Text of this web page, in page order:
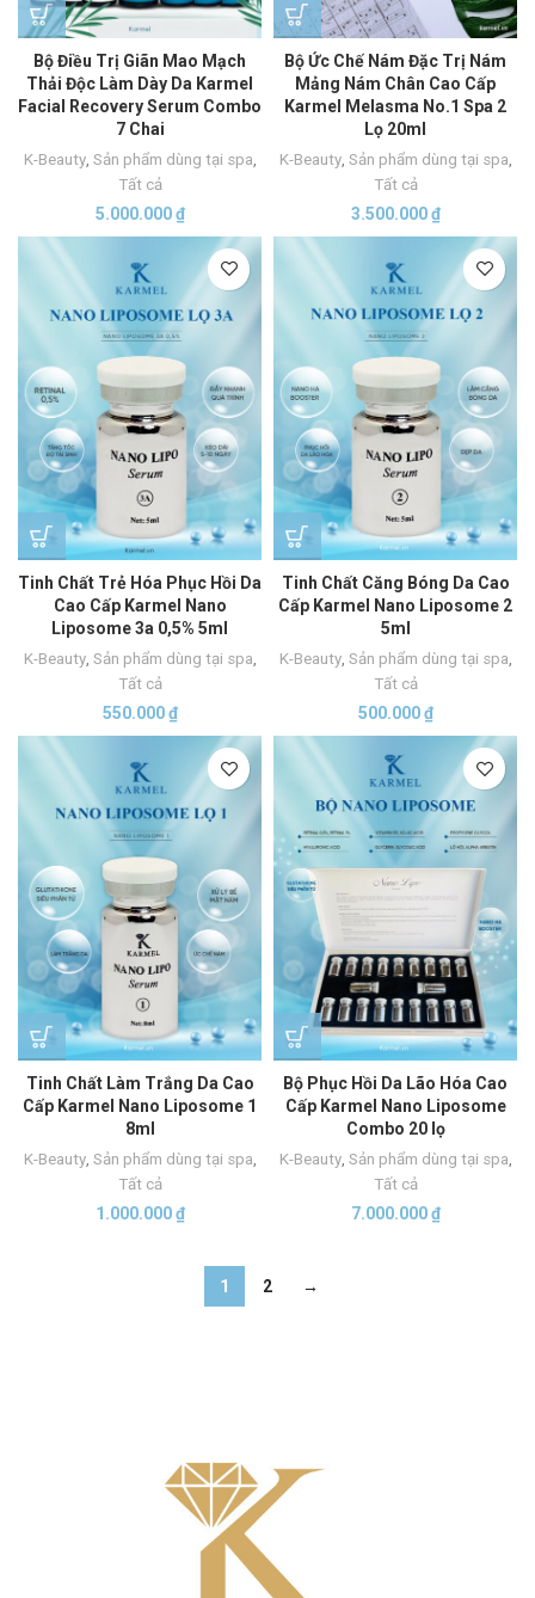
Bộ Điều Trị Giãn Mao Mạch
Thải Độc Làm Dày Da Karmel
Facial Recovery Serum Combo
7 Chai
K-Beauty, Sản phẩm dùng tại spa
Tất cả
5.000.000₫
Bộ Ức Chế Nám Đặc Trị Nám
Mảng Nám Chân Cao Cấp
Karmel Melasma No.1 Spa 2
Lọ 20ml
K-Beauty, Sản phẩm dùng tại spa
Tất cả
3.500.000₫
Tinh Chất Trẻ Hóa Phục Hồi Da
Cao Cấp Karmel Nano
Liposome 3a 0,5% 5ml
K-Beauty, Sản phẩm dùng tại spa,
Tất cả
550.000₫
Tinh Chất Căng Bóng Da Cao
Cấp Karmel Nano Liposome 2
5ml
K-Beauty, Sản phẩm dùng tại spa,
Tất cả
500.000₫
Tinh Chất Làm Trắng Da Cao
Cấp Karmel Nano Liposome 1
8ml
K-Beauty, Sản phẩm dùng tại spa,
Tất cả
1.000.000₫
Bộ Phục Hồi Da Lão Hóa Cao
Cấp Karmel Nano Liposome
Combo 20 lọ
K-Beauty, Sản phẩm dùng tại spa,
Tất cả
7.000.000₫
1 2 →